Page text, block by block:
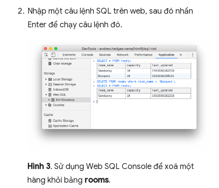
Nhập một câu lệnh SQL trên web, sau đó nhấn
Enter để chạy câu lệnh đó.
Hình 3. Sử dụng Web SQL Console để xoá một
hàng khỏi bảng rooms.